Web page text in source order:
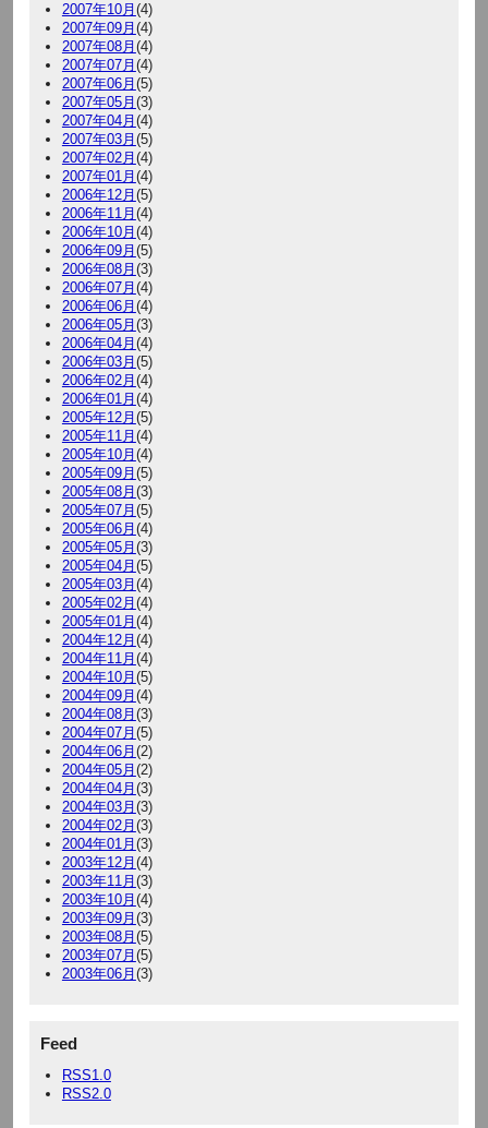
2007年10月 (4)
2007年09月 (4)
2007年08月 (4)
2007年07月 (4)
2007年06月 (5)
2007年05月 (3)
2007年04月 (4)
2007年03月 (5)
2007年02月 (4)
2007年01月 (4)
2006年12月 (5)
2006年11月 (4)
2006年10月 (4)
2006年09月 (5)
2006年08月 (3)
2006年07月 (4)
2006年06月 (4)
2006年05月 (3)
2006年04月 (4)
2006年03月 (5)
2006年02月 (4)
2006年01月 (4)
2005年12月 (5)
2005年11月 (4)
2005年10月 (4)
2005年09月 (5)
2005年08月 (3)
2005年07月 (5)
2005年06月 (4)
2005年05月 (3)
2005年04月 (5)
2005年03月 (4)
2005年02月 (4)
2005年01月 (4)
2004年12月 (4)
2004年11月 (4)
2004年10月 (5)
2004年09月 (4)
2004年08月 (3)
2004年07月 (5)
2004年06月 (2)
2004年05月 (2)
2004年04月 (3)
2004年03月 (3)
2004年02月 (3)
2004年01月 (3)
2003年12月 (4)
2003年11月 (3)
2003年10月 (4)
2003年09月 (3)
2003年08月 (5)
2003年07月 (5)
2003年06月 (3)
Feed
RSS1.0
RSS2.0